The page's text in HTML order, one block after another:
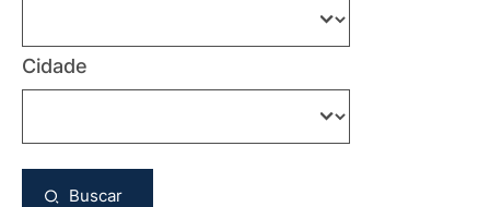
Cidade
Buscar